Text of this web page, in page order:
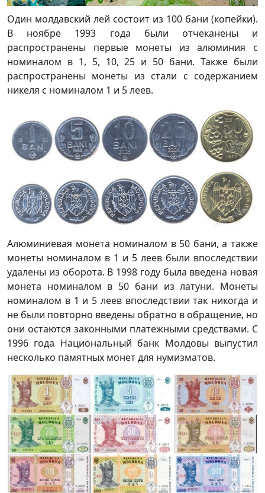
Один молдавский лей состоит из 100 бани (копейки).
В ноябре 1993 года были отчеканены и
распространены первые монеты из алюминия с
номиналом в 1, 5, 10, 25 и 50 бани. Также были
распространены монеты из стали с содержанием
никеля с номиналом 1 и 5 леев.
Алюминиевая монета номиналом в 50 бани, а также
монеты номиналом в 1 и 5 леев были впоследствии
удалены из оборота. В 1998 году была введена новая
монета номиналом в 50 бани из латуни. Монеты
номиналом в 1 и 5 леев впоследствии так никогда и
не были повторно введены обратно в обращение, но
они остаются законными платежными средствами. С
1996 года Национальный банк Молдовы выпустил
несколько памятных монет для нумизматов.